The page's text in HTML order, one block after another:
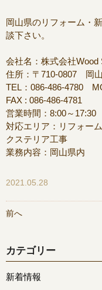
岡山県のリフォーム・
談下さい。
会社名：株式会社Wood
住所：〒710-0807 岡
TEL：086-486-4780
FAX : 086-486-4781
営業時間：8:00～
対応エリア：リフォー
クステリア工事
業務内容：岡山県内
2021.05.28
前へ
カテゴリー
新着情報